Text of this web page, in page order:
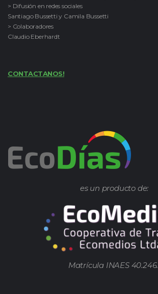
> Difusión en redes sociales
Santiago Bussetti y Camila Bussetti
> Colaboradores
Claudio Eberhardt
CONTACTANOS!
es un producto de:
Matrícula INAES 40.246.